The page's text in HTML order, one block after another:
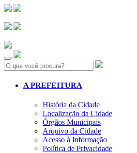
Search:
A PREFEITURA
História da Cidade
Localização da Cidade
Órgãos Municipais
Arquivo da Cidade
Acesso à Informação
Política de Privacidade